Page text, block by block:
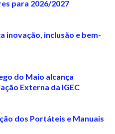
para 2026/2027
inovação, inclusão e bem-
do Maio alcança
Externa da IGEC
dos Portáteis e Manuais